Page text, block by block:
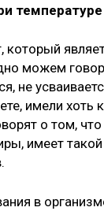
который
можем
не
имели
о том,
имеет
в